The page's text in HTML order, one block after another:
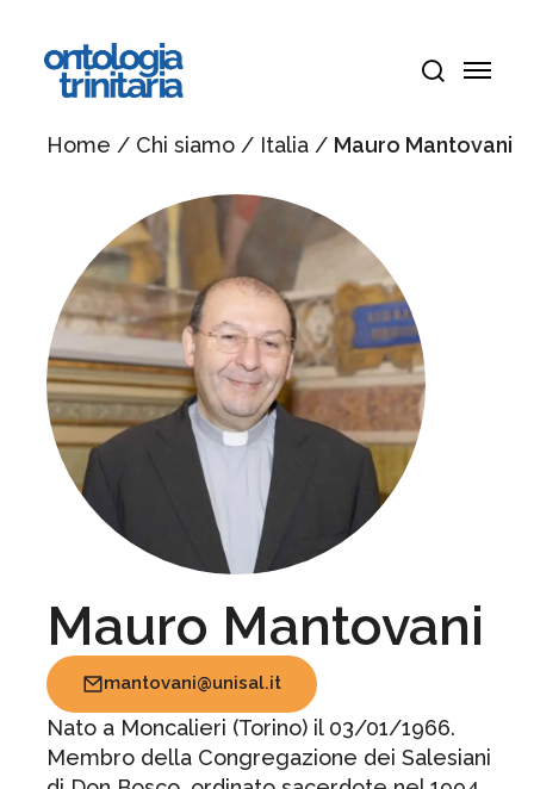
contenuto
principale
cerca
Menu
Home / Chi siamo/ Italia/ Mauro Mantovani
Mauro Mantovani
mantovani@unisal.it
Nato a Moncalieri (Torino) il 03/01/1966.
Membro della Congregazione dei Salesiani